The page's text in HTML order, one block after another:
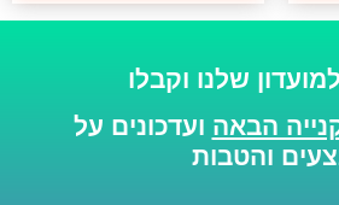
שלנו וקבלו
ועדכונים על
והטבות